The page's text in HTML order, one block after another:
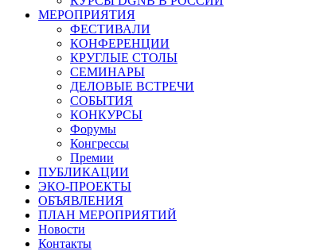
МЕРОПРИЯТИЯ
ФЕСТИВАЛИ
КОНФЕРЕНЦИИ
КРУГЛЫЕ СТОЛЫ
СЕМИНАРЫ
ДЕЛОВЫЕ ВСТРЕЧИ
СОБЫТИЯ
КОНКУРСЫ
Форумы
Конгрессы
Премии
ПУБЛИКАЦИИ
ЭКО-ПРОЕКТЫ
ОБЪЯВЛЕНИЯ
ПЛАН МЕРОПРИЯТИЙ
Новости
Контакты